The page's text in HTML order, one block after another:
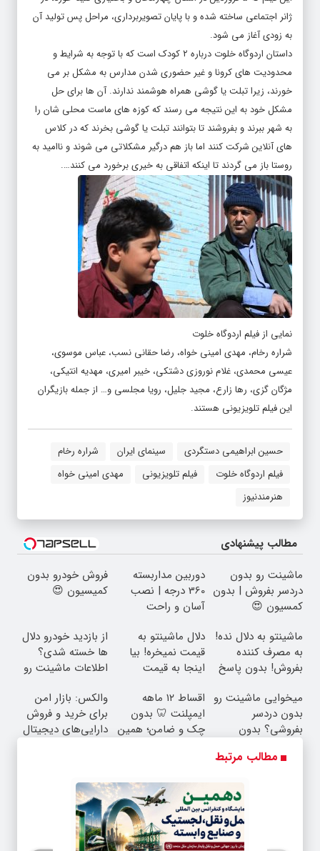
ژانر اجتماعی ساخته شده و با پایان تصویربرداری، مراحل پس تولید آن
به زودی آغاز می شود.
داستان اردوگاه خلوت
درباره ۲ کودک است که با توجه به شرایط و
محدودیت های کرونا و غیر حضوری شدن مدارس به مشکل بر می
خورند، زیرا تبلت یا گوشی همراه هوشمند ندارند. آن ها برای حل
مشکل خود به این نتیجه می رسند که کوزه های ماست محلی شان را
به شهر ببرند و بفروشند تا بتوانند تبلت یا گوشی بخرند که در کلاس
های آنلاین شرکت کنند اما باز هم درگیر مشکلاتی می شوند و ناامید به
روستا باز می گردند تا اینکه اتفاقی به خیری برخورد می کنند….
نمایی از فیلم اردوگاه خلوت
شراره رخام، مهدی امینی خواه، رضا حقانی نسب، عباس موسوی،
عیسی محمدی، غلام نوروزی دشتکی، خیبر امیری، مهدیه انتیکی،
مژگان گزی، رها زارع، مجید جلیل، رویا مجلسی و… از جمله بازیگران
این فیلم تلویزیونی هستند.
حسین ابراهیمی دستگردی سینمای ایران
شراره رخام
فیلم اردوگاه خلوت
فیلم تلویزیونی
مهدی امینی خواه
هنرمندنیوز
مطالب پیشنهادی
ماشینت رو بدون
دردسر بفروش | بدون
کمسیون 😍
دوربین مداربسته
360 درجه | نصب
آسان و راحت
فروش خودرو بدون
کمیسیون 😍
ماشینتو به دلال نده!
به مصرف کننده
بفروش! بدون پاسخ
دلال ماشینتو به
قیمت نمیخره! بیا
اینجا به قیمت
واقعی*
از بازدید خودرو دلال
ها خسته شدی؟
اطلاعات ماشینت رو
میخوایی ماشینت رو
بدون دردسر
بفروشی؟ بدون
اقساط ۱۲ ماهه
ایمپلنت 🦷 بدون
چک و ضامن؛ همین
والکس: بازار امن
برای خرید و فروش
دارایی‌های دیجیتال
مطالب مرتبط